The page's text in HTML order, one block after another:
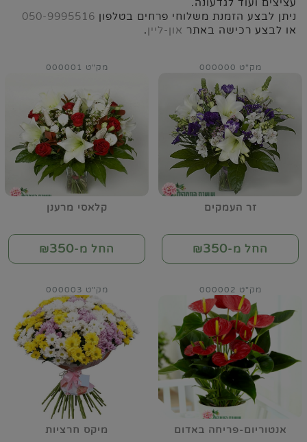
עציצים ועוד לגדעונה.
ניתן לבצע הזמנת משלוחי פרחים בטלפון 050-9995516
או לבצע רכישה באתר און-ליין.
זר העמקים
מק"ט 000000
החל מ-₪350
קלאסי מרענן
מק"ט 000001
החל מ-₪350
אנטוריום-פריחה באדום
מק"ט 000002
מיקס חרציות
מק"ט 000003